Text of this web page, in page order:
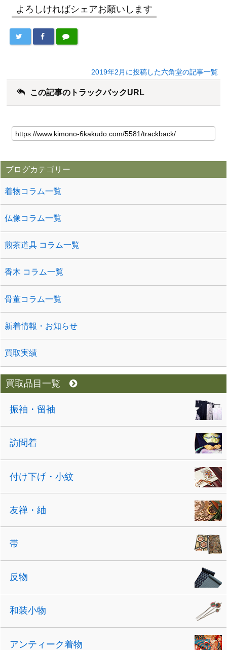
よろしければシェアお願いします
2019年2月に投稿した六角堂の記事一覧
この記事のトラックバックURL
ブログカテゴリー
着物コラム一覧
仏像コラム一覧
煎茶道具 コラム一覧
香木 コラム一覧
骨董コラム一覧
新着情報・お知らせ
買取実績
買取品目一覧
振袖・留袖
訪問着
付け下げ・小紋
友禅・紬
帯
反物
和装小物
アンティーク着物